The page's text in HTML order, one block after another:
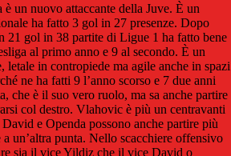
un nuovo attaccante della Juve. È un
ha fatto 3 gol in 27 presenze. Dopo
21 gol in 38 partite di Ligue 1 ha fatto bene
al primo anno e 9 al secondo. È un
letale in contropiede ma agile anche in spazi
ne ha fatti 9 l’anno scorso e 7 due anni
che è il suo vero ruolo, ma sa anche partire
col destro. Vlahovic è più un centravanti
e Openda possono anche partire più
un’altra punta. Nello scacchiere offensivo
sia il vice Yildiz che il vice David o